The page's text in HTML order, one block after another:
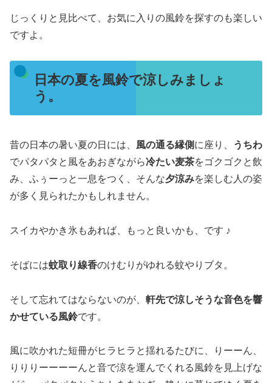
じっくりと見比べて、お気に入りの風鈴を探すのも楽しい
ですよ。
日本の夏を風鈴で涼しみましょ
う。
昔の日本の暑い夏の日には、 風の通る縁側 に座り、
うちわ
でパタパタと風をあおぎながら冷たい麦茶をゴクゴクと飲
み、ふぅーっと一息をつく、そんな夕涼みを楽しむ人の姿
が多く見られたかもしれません。
スイカやかき氷もあれば、もっと良いかも、です ♪
そばには蚊取り線香のけむりがゆれる蚊やりブタ。
そして忘れてはならないのが、 軒先で涼しそうな音色を響
かせている風鈴です。
風に吹かれた短冊がヒラヒラと揺れるたびに、りーーん、
りりりーーーーんと音で涼を運んでくれる風鈴を見上げな